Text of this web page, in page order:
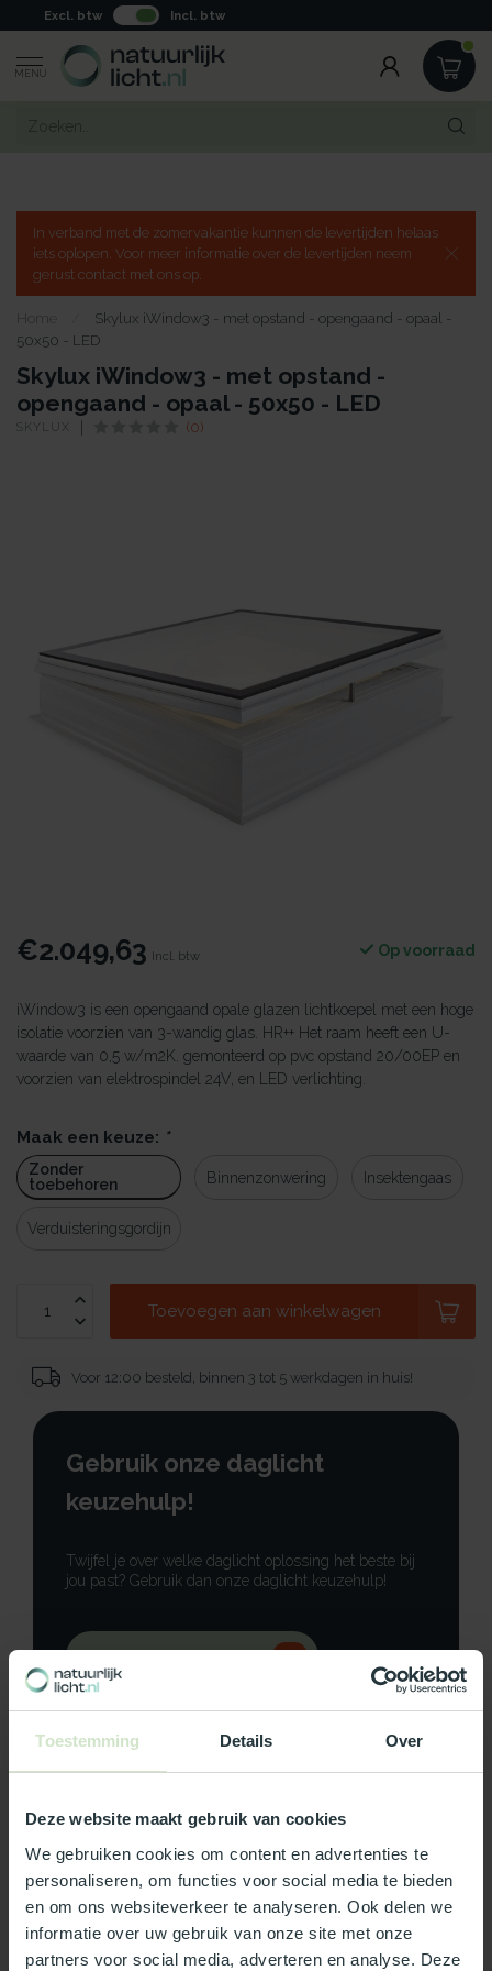
Toestemming Details Over
Deze website maakt gebruik van cookies
We gebruiken cookies om content en advertenties te
personaliseren, om functies voor social media te bieden
en om ons websiteverkeer te analyseren. Ook delen we
informatie over uw gebruik van onze site met onze
partners voor social media, adverteren en analyse. Deze
Excl. btw Incl. btw
MENU
In verband met de zomervakantie kunnen de levertijden helaas
iets oplopen. Voor meer informatie over de levertijden neem
gerust contact met ons op.
Home
Skylux iWindow3 - met opstand - opengaand - opaal -
50x50 - LED
Skylux iWindow3 - met opstand -
opengaand - opaal - 50x50 - LED
SKYLUX (0)
€2.049,63 Incl. btw Op voorraad
iWindow3 is een opengaand opale glazen lichtkoepel met een hoge
isolatie voorzien van 3-wandig glas. HR++ Het raam heeft een U-
waarde van 0,5 w/m2K. gemonteerd op pvc opstand 20/00EP en
voorzien van elektrospindel 24V, en LED verlichting.
Maak een keuze: *
Zonder
toebehoren
Binnenzonwering Insektengaas
Verduisteringsgordijn
Toevoegen aan winkelwagen
Voor 12:00 besteld, binnen 3 tot 5 werkdagen in huis!
Gebruik onze daglicht
keuzehulp!
Twijfel je over welke daglicht oplossing het beste bij
jou past? Gebruik dan onze daglicht keuzehulp!
Neem contact op
Productomschrijving
Specificaties
Reviews